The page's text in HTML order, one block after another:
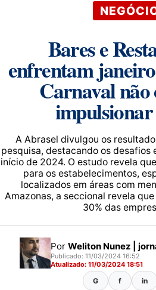
Bares e
enfrentam
Carnaval não
A Abrasel divulgou os
pesquisa, destacando os desafios
início de 2024. O estudo revela
para os estabelecimentos,
localizados em áreas com
Amazonas, a seccional revela
30% das
Por Weliton Nunez |
Publicado: 11/03/2024 16:52
Atualizado: 11/03/2024 18:51
G f in